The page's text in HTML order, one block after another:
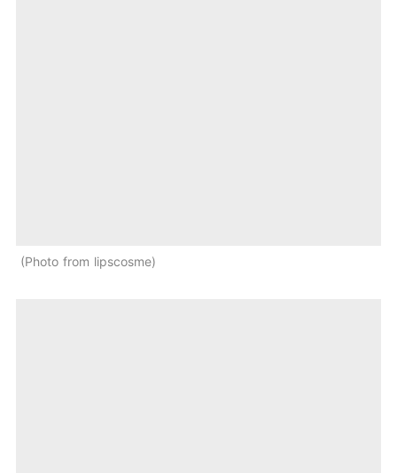
Photo from lipscosme